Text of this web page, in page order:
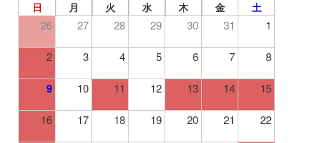
日 月 火 水 木 金 土
26 27 28 29 30 31 1
2 3 4 5 6 7 8
9 10 11 12 13 14 15
16 17 18 19 20 21 22